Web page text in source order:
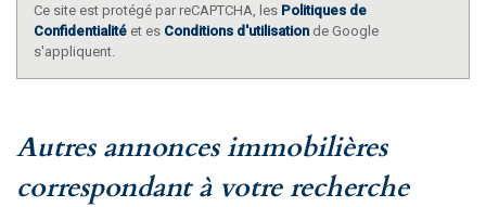
Ce site est protégé par reCAPTCHA, les Politiques de
Confidentialité et es Conditions d'utilisation de Google
s'appliquent.
autres annonces immobilières
correspondant à votre recherche